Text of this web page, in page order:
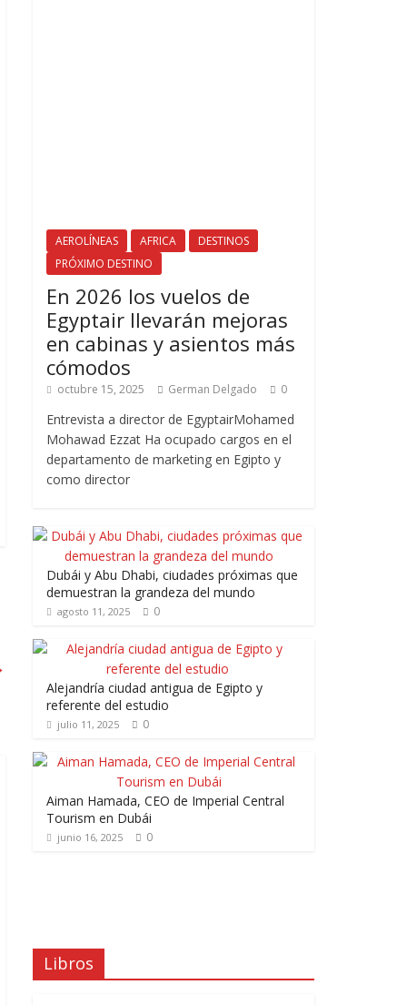
AEROLÍNEAS AFRICA
DESTINOS
PRÓXIMO DESTINO
En 2026 los vuelos de
Egyptair llevarán mejoras
en cabinas y asientos más
cómodos
octubre 15, 2025 German Delgado 0
Entrevista a director de EgyptairMohamed
Mohawad Ezzat Ha ocupado cargos en el
departamento de marketing en Egipto y
como director
Dubái y Abu Dhabi, ciudades próximas que
demuestran la grandeza del mundo
agosto 11, 2025 0
Alejandría ciudad antigua de Egipto y
referente del estudio
julio 11, 2025 0
Aiman Hamada, CEO de Imperial Central
Tourism en Dubái
junio 16, 2025 0
Libros